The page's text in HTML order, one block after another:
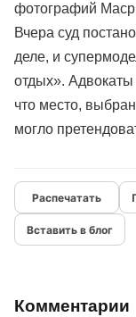
фотографий
Вчера суд
деле, и
отдых». Адвокаты
что место,
могло
Вставить в блог
Комментарии